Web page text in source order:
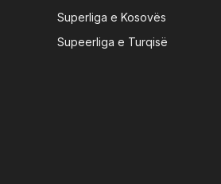
Superliga e Kosovës
Supeerliga e Turqisë